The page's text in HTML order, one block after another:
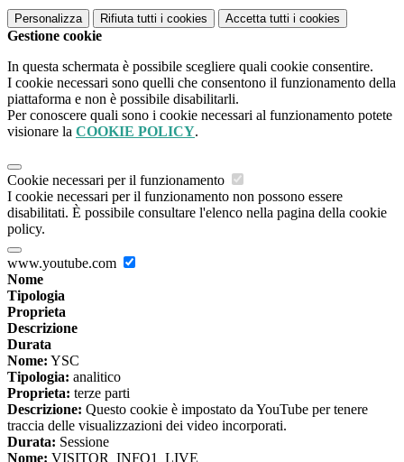
Personalizza Rifiuta tutti i cookies Accetta tutti i cookies
Gestione cookie
In questa schermata è possibile scegliere quali cookie consentire.
I cookie necessari sono quelli che consentono il funzionamento della
piattaforma e non è possibile disabilitarli.
Per conoscere quali sono i cookie necessari al funzionamento potete
visionare la COOKIE POLICY.
Cookie necessari per il funzionamento
I cookie necessari per il funzionamento non possono essere
disabilitati. È possibile consultare l'elenco nella pagina della cookie
policy.
www.youtube.com
Nome
Tipologia
Proprieta
Descrizione
Durata
Nome: YSC
Tipologia: analitico
Proprieta: terze parti
Descrizione: Questo cookie è impostato da YouTube per tenere
traccia delle visualizzazioni dei video incorporati.
Durata: Sessione
Nome: VISITOR_INFO1_LIVE